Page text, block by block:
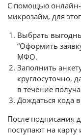
С помощью онлайн-
микрозайм, для
Выбрать
“Оформить
МФО.
Заполнить
круглосуточно,
в течение
Дождаться кода
После подписания
поступают на